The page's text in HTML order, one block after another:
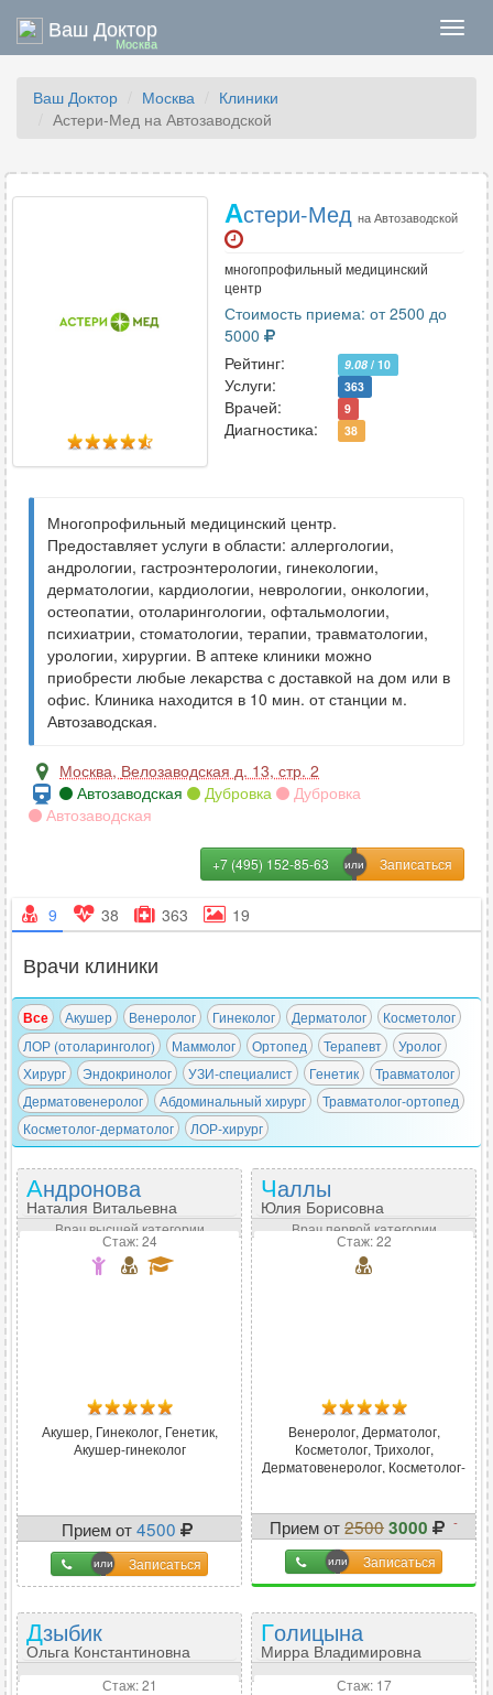
Ваш Доктор
Москва
Ваш Доктор Москва
Клиники
Астери-Мед на Автозаводской
Астери-Мед на Автозаводской
многопрофильный медицинский
центр
Стоимость приема: от 2500 до
5000
Рейтинг:
9.08 / 10
Услуги: 363
Врачей: 9
Диагностика: 38
Многопрофильный медицинский центр.
Предоставляет услуги в области: аллергологии,
андрологии, гастроэнтерологии, гинекологии,
дерматологии, кардиологии, неврологии, онкологии,
остеопатии, отоларингологии, офтальмологии,
психиатрии, стоматологии, терапии, травматологии,
урологии, хирургии. В аптеке клиники можно
приобрести любые лекарства с доставкой на дом или в
офис. Клиника находится в 10 мин. от станции м.
Автозаводская.
Москва, Велозаводская д. 13, стр. 2
Автозаводская
Дубровка
Дубровка
Автозаводская
+7 (495) 152-85-63
9 38 363 19
Врачи клиники
Все Акушер Венеролог Гинеколог Дерматолог
Косметолог
ЛОР (отоларинголог)
Маммолог Ортопед Терапевт
Уролог
Хирург
Эндокринолог УЗИ-специалист Генетик
Травматолог
Дерматовенеролог
Абдоминальный хирург
Травматолог-ортопед
Косметолог-дерматолог
ЛОР-хирург
Андронова
Наталия Витальевна
Врач высшей категории
Стаж: 24
Акушер, Гинеколог, Генетик,
Акушер-гинеколог
Прием от4500
Записаться
Чаллы
Юлия Борисовна
Врач первой категории
Стаж: 22
Венеролог, Дерматолог,
Косметолог, Трихолог,
Дерматовенеролог, Косметолог-
Прием от25003000 -
-20%
Записаться
Дзыбик
Ольга Константиновна
Стаж: 21
Голицына
Мирра Владимировна
Стаж: 17